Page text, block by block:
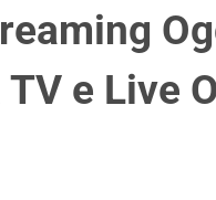
e Live